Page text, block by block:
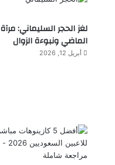
لغز الحجر السليماني: مرآة
الماضي ونبوءة الزوال
أبريل 12, 2026